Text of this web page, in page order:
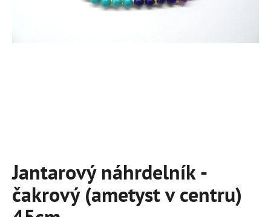
Jantarový náhrdelník -
čakrový (ametyst v centru)
D
o